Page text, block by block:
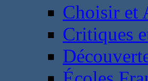
Choisir et
Critiques